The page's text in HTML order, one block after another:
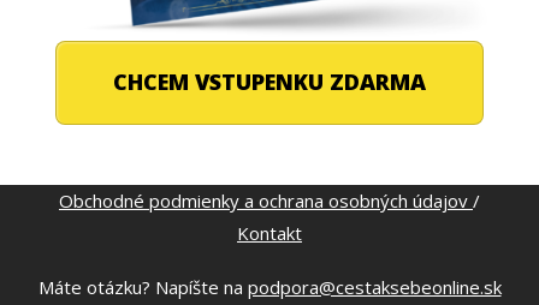
CHCEM VSTUPENKU ZDARMA
Obchodné podmienky a ochrana osobných údajov /
Kontakt
Máte otázku? Napíšte na podpora@cestaksebeonline.sk